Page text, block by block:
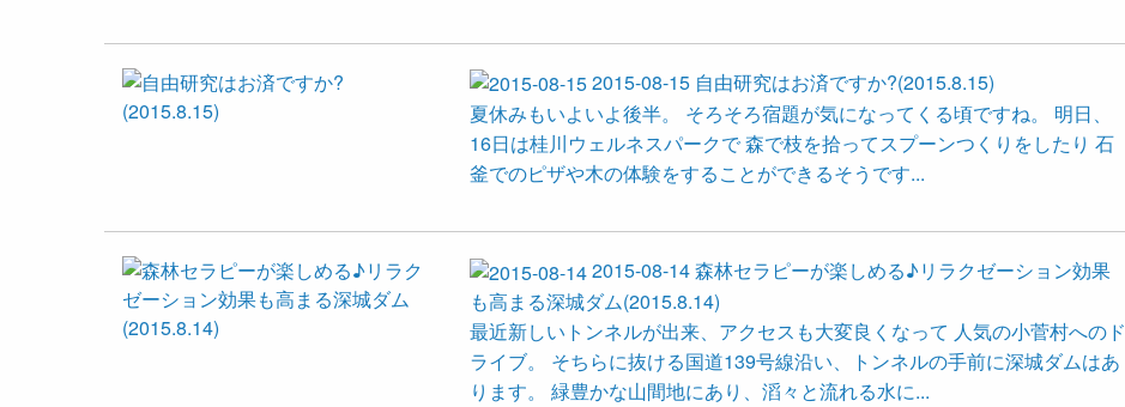
2015-08-15 自由研究はお済ですか?(2015.8.15)
夏休みもいよいよ後半。 そろそろ宿題が気になってくる頃ですね。 明日、
16日は桂川ウェルネスパークで 森で枝を拾ってスプーンつくりをしたり 石
釜でのピザや木の体験をすることができるそうです...
2015-08-14森林セラピーが楽しめる♪リラクゼーション効果
も高まる深城ダム(2015.8.14)
最近新しいトンネルが出来、アクセスも大変良くなって 人気の小菅村へのド
ライブ。 そちらに抜ける国道139号線沿い、トンネルの手前に深城ダムはあ
ります。 緑豊かな山間地にあり、滔々と流れる水に...